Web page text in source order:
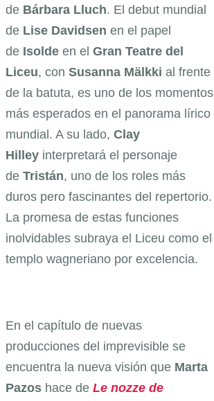
de Bárbara Lluch. El debut mundial
de Lise Davidsen en el papel
de Isolde en el Gran Teatre del
Liceu, con Susanna Mälkki al frente
de la batuta, es uno de los momentos
más esperados en el panorama lírico
mundial. A su lado, Clay
Hilley interpretará el personaje
de Tristán, uno de los roles más
duros pero fascinantes del repertorio.
La promesa de estas funciones
inolvidables subraya el Liceu como el
templo wagneriano por excelencia.
En el capítulo de nuevas
producciones del imprevisible se
encuentra la nueva visión que Marta
Pazos hace de Le nozze de